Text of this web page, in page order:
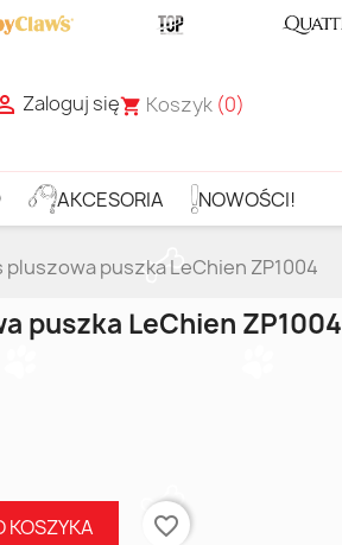
Zaloguj sięshopping_cart Koszyk (0)
AKCESORIA NOWOŚCI!
pluszowa puszka LeChien ZP1004
puszka LeChien ZP1004
KOSZYKA favorite_border